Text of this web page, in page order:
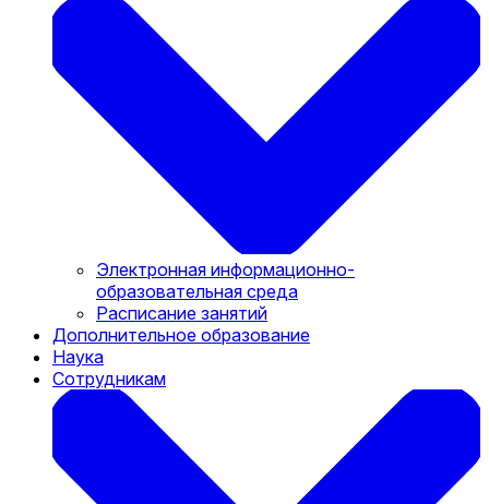
Электронная информационно-
образовательная среда
Расписание занятий
Дополнительное образование
Наука
Сотрудникам